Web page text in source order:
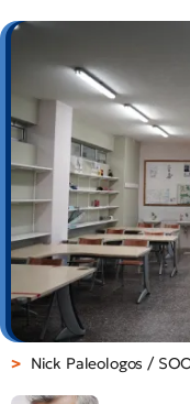
Nick Paleologos /